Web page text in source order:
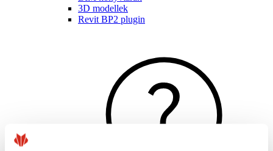
3D modellek
Revit BP2 plugin